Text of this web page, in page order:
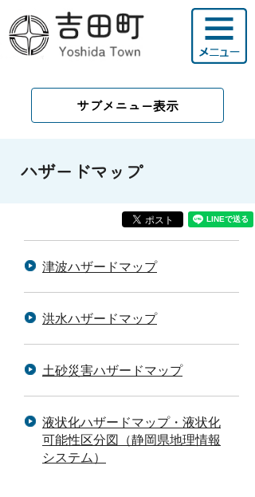
サブメニュー表示
ハザードマップ
津波ハザードマップ
洪水ハザードマップ
土砂災害ハザードマップ
液状化ハザードマップ・液状化
可能性区分図（静岡県地理情報
システム）